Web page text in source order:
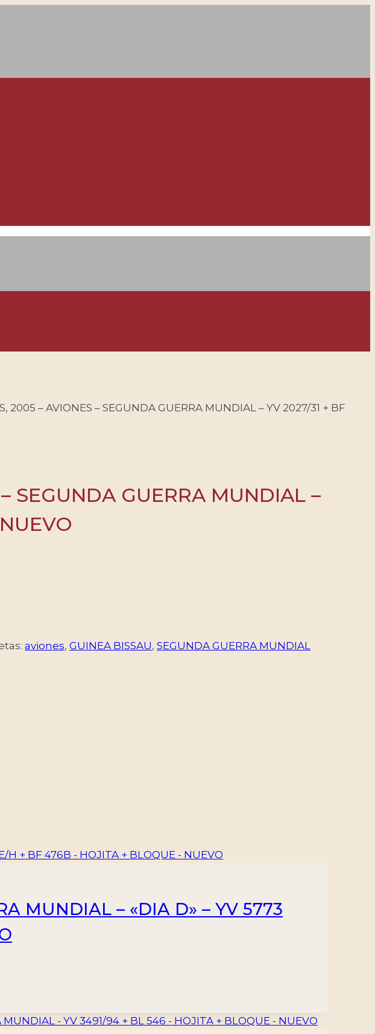
2005 – AVIONES – SEGUNDA GUERRA MUNDIAL – YV 2027/31 + BF
SEGUNDA GUERRA MUNDIAL –
aviones, GUINEA BISSAU, SEGUNDA GUERRA MUNDIAL
MUNDIAL – «DIA D» – YV 5773